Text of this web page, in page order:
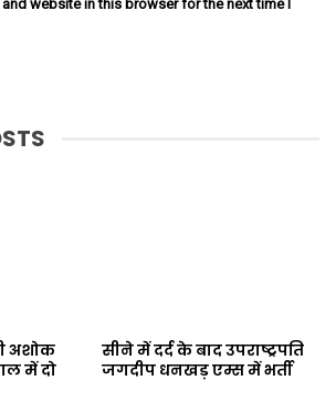
and website in this browser for the next time I
अशोक
में दो
सीने में दर्द के बाद उपराष्ट्रपति
जगदीप धनखड़ एम्स में भर्ती